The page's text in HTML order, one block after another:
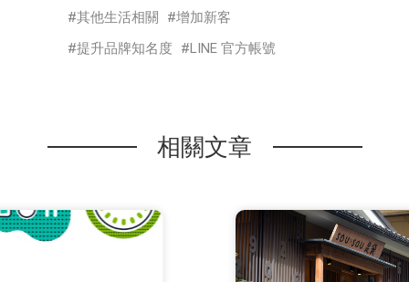
其他生活相關
增加新客
提升品牌知名度
LINE 官方帳號
相關文章